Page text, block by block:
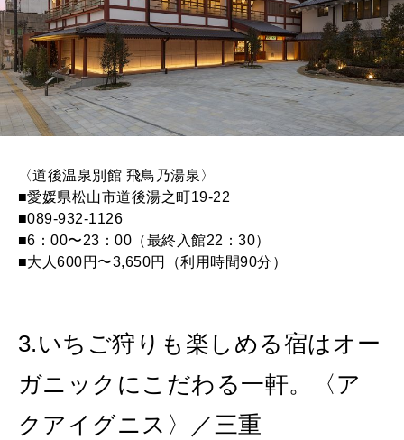
〈道後温泉別館 飛鳥乃湯泉〉
■愛媛県松山市道後湯之町19-22
■089-932-1126
■6：00〜23：00（最終入館22：30）
■大人600円〜3,650円（利用時間90分）
3.いちご狩りも楽しめる宿はオー
ガニックにこだわる一軒。〈ア
クアイグニス〉／三重